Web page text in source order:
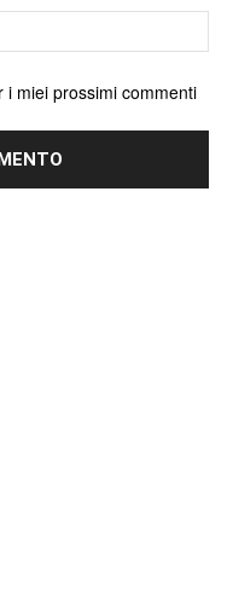
i miei prossimi commenti